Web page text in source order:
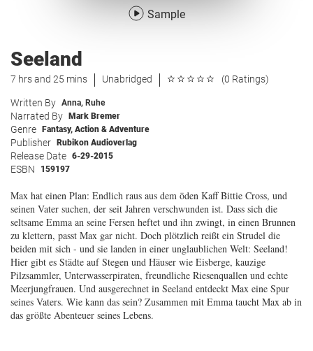
Sample
Seeland
7 hrs and 25 mins Unabridged (0 Ratings)
Written By Anna, Ruhe
Narrated By Mark Bremer
Genre Fantasy, Action & Adventure
Publisher Rubikon Audioverlag
Release Date 6-29-2015
ESBN 159197
Max hat einen Plan: Endlich raus aus dem öden Kaff Bittie Cross, und
seinen Vater suchen, der seit Jahren verschwunden ist. Dass sich die
seltsame Emma an seine Fersen heftet und ihn zwingt, in einen Brunnen
zu klettern, passt Max gar nicht. Doch plötzlich reißt ein Strudel die
beiden mit sich - und sie landen in einer unglaublichen Welt: Seeland!
Hier gibt es Städte auf Stegen und Häuser wie Eisberge, kauzige
Pilzsammler, Unterwasserpiraten, freundliche Riesenquallen und echte
Meerjungfrauen. Und ausgerechnet in Seeland entdeckt Max eine Spur
seines Vaters. Wie kann das sein? Zusammen mit Emma taucht Max ab in
das größte Abenteuer seines Lebens.